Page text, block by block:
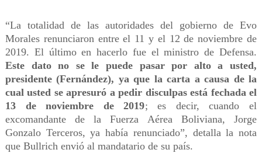
“La totalidad de las autoridades del gobierno de Evo
Morales renunciaron entre el 11 y el 12 de noviembre de
2019. El último en hacerlo fue el ministro de Defensa.
Este dato no se le puede pasar por alto a usted,
presidente (Fernández), ya que la carta a causa de la
cual usted se apresuró a pedir disculpas está fechada el
13 de noviembre de 2019; es decir, cuando el
excomandante de la Fuerza Aérea Boliviana, Jorge
Gonzalo Terceros, ya había renunciado”, detalla la nota
que Bullrich envió al mandatario de su país.